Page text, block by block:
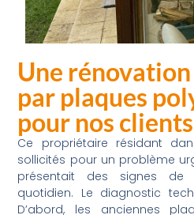
Une
par plaques
pour nos
Ce propriétaire résidant
sollicités pour un problème
présentait des signes de
quotidien. Le diagnostic
D’abord, les anciennes